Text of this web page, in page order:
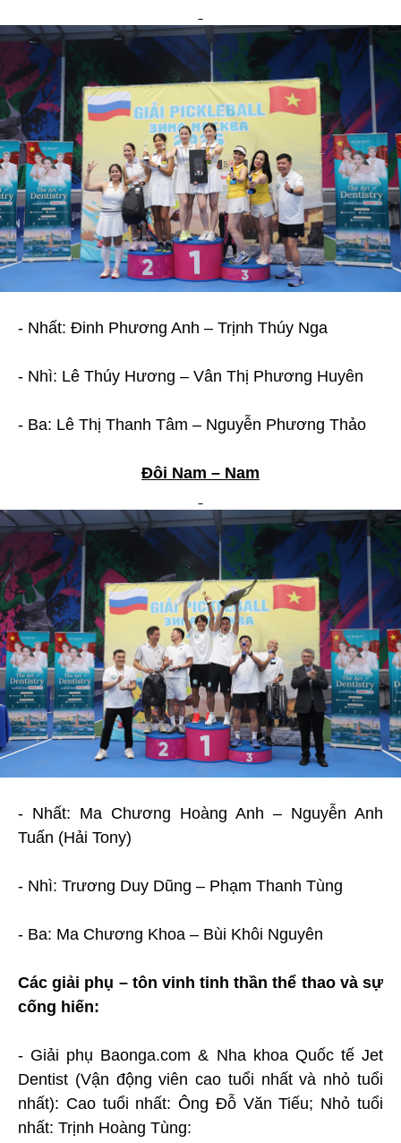
- Nhất: Đinh Phương Anh – Trịnh Thúy Nga
- Nhì: Lê Thúy Hương – Vân Thị Phương Huyên
- Ba: Lê Thị Thanh Tâm – Nguyễn Phương Thảo
Đôi Nam – Nam
- Nhất: Ma Chương Hoàng Anh – Nguyễn Anh
Tuấn (Hải Tony)
- Nhì: Trương Duy Dũng – Phạm Thanh Tùng
- Ba: Ma Chương Khoa – Bùi Khôi Nguyên
Các giải phụ – tôn vinh tinh thần thể thao và sự
cống hiến:
- Giải phụ Baonga.com & Nha khoa Quốc tế Jet
Dentist (Vận động viên cao tuổi nhất và nhỏ tuổi
nhất): Cao tuổi nhất: Ông Đỗ Văn Tiếu; Nhỏ tuổi
nhất: Trịnh Hoàng Tùng: